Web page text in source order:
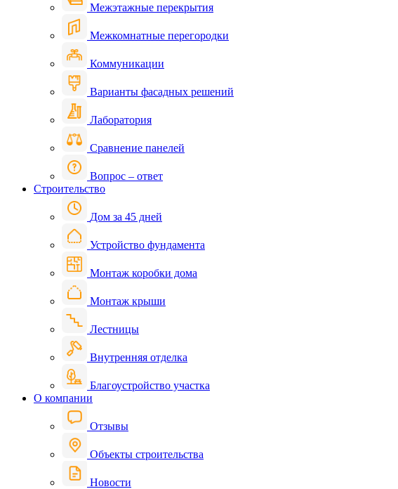
Межэтажные перекрытия
Межкомнатные перегородки
Коммуникации
Варианты фасадных решений
Лаборатория
Сравнение панелей
Вопрос – ответ
Строительство
Дом за 45 дней
Устройство фундамента
Монтаж коробки дома
Монтаж крыши
Лестницы
Внутренняя отделка
Благоустройство участка
О компании
Отзывы
Объекты строительства
Новости